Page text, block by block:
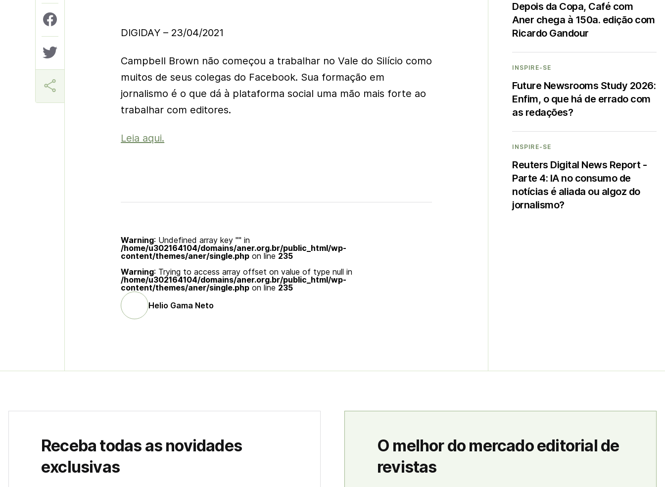
DIGIDAY – 23/04/2021
Campbell Brown não começou a trabalhar no Vale do Silício como
muitos de seus colegas do Facebook. Sua formação em
jornalismo é o que dá à plataforma social uma mão mais forte ao
trabalhar com editores.
Leia aqui.
Warning: Undefined array key "" in
/home/u302164104/domains/aner.org.br/public_html/wp-
content/themes/aner/single.php on line 235
Warning: Trying to access array offset on value of type null in
/home/u302164104/domains/aner.org.br/public_html/wp-
content/themes/aner/single.php on line 235
Helio Gama Neto
Depois da Copa, Café com
Aner chega à 150a. edição com
Ricardo Gandour
INSPIRE-SE
Future Newsrooms Study 2026:
Enfim, o que há de errado com
as redações?
INSPIRE-SE
Reuters Digital News Report -
Parte 4: IA no consumo de
notícias é aliada ou algoz do
jornalismo?
Receba todas as novidades
exclusivas
O melhor do mercado editorial de
revistas